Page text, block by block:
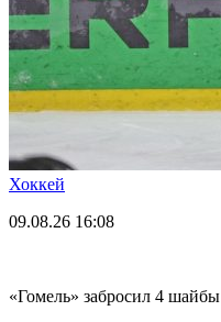
Хоккей
09.08.26 16:08
«Гомель» забросил 4